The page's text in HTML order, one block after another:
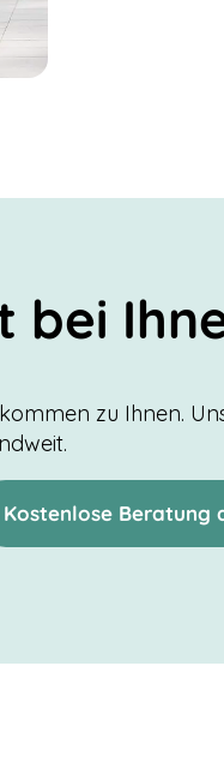
bei
zu Ihnen.
Kostenlose Beratung